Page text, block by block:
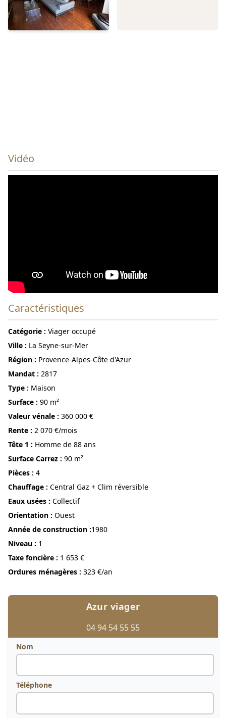
Vidéo
Caractéristiques
Catégorie : Viager occupé
ville : La Seyne-sur-Mer
région : Provence-Alpes-Côte d'Azur
Mandat : 2817
Type : Maison
surface : 90 m²
Valeur vénale : 360 000 €
Rente : 2 070 €/mois
Tête 1 : Homme de 88 ans
Surface Carrez : 90 m²
pièces : 4
Chauffage : Central Gaz + Clim réversible
Eaux usées : Collectif
Orientation : Ouest
année de construction :1980
niveau : 1
Taxe foncière : 1 653 €
Ordures ménagères : 323 €/an
Azur viager
04 94 54 55 55
Nom
Téléphone